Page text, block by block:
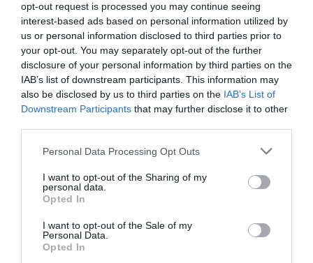
opt-out request is processed you may continue seeing
interest-based ads based on personal information utilized by
us or personal information disclosed to third parties prior to
your opt-out. You may separately opt-out of the further
disclosure of your personal information by third parties on the
IAB’s list of downstream participants. This information may
also be disclosed by us to third parties on the IAB’s List of
Downstream Participants that may further disclose it to other
Personal Data Processing Opt Outs
I want to opt-out of the Sharing of my
personal data.
Opted In
I want to opt-out of the Sale of my
Personal Data.
Opted In
See
more
Articolul anterior
Alegeri locale 2012/ VEZI LISTA
INTEGRALĂ A LOCALITĂŢILOR unde
românii pot vota pe 6-7 mai
Bosch şi de De’Longhi investesc în
auto şi electrocasnice „Made in Jucu”
AȚI PUTEA DORI DE